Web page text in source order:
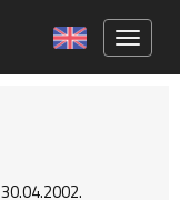
30.04.2002.